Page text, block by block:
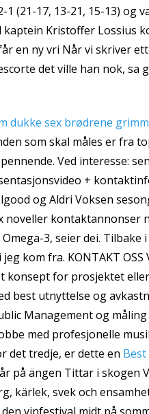
(21-17, 13-21, 15-13) og
Kristoffer Lossius
en ny vri Når vi skriver
det ville han nok, sa
dukke sex brødrene
som skal måles er fra
Ved interesse:
+
og Aldri Voksen
noveller kontaktannonser
3, seier dei. Tilbake
kom fra. KONTAKT OSS
konsept for prosjektet
best utnyttelse og
Management og
med profesjonelle
det tredje, er dette en
på ängen Tittar i skogen
kärlek, svek och